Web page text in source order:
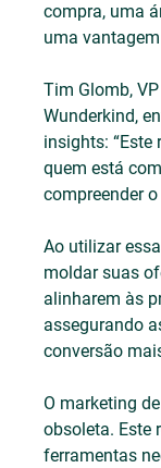
compra, uma
uma
Tim Glomb,
Wunderkind,
insights:
quem está
compreender
Ao utilizar
moldar suas
alinharem às
assegurando
conversão
O marketing
obsoleta. Este
ferramentas